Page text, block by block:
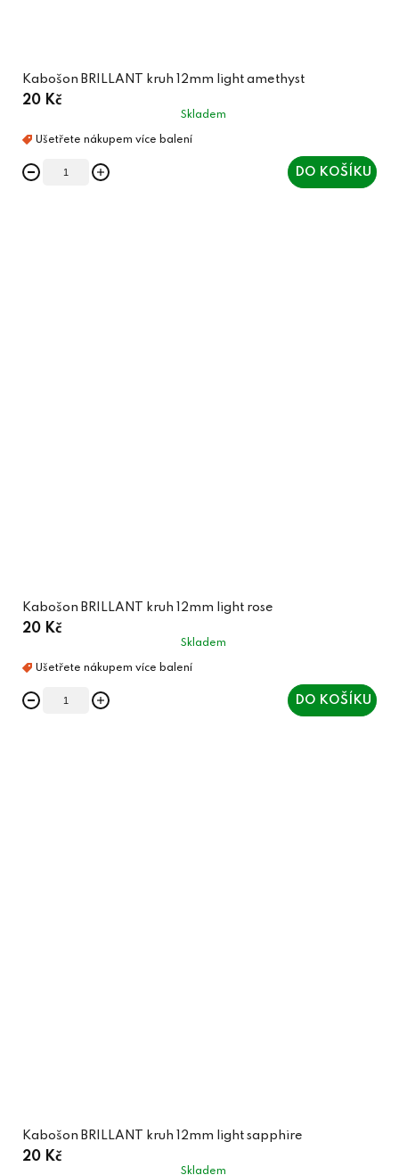
Kabošon BRILLANT kruh 12mm light amethyst
20 Kč
Skladem
DO KOŠÍKU
Kabošon BRILLANT kruh 12mm light rose
20 Kč
Skladem
DO KOŠÍKU
Kabošon BRILLANT kruh 12mm light sapphire
20 Kč
Skladem